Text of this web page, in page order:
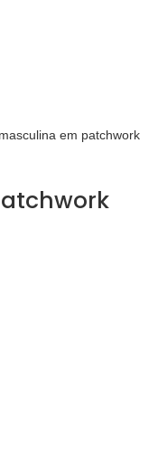
em patchwork